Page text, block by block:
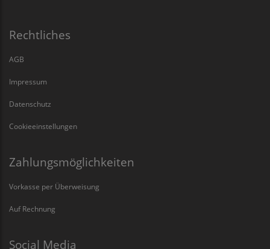
Rechtliches
AGB
Impressum
Datenschutz
Cookieeinstellungen
Zahlungsmöglichkeiten
Vorkasse per Überweisung
Auf Rechnung
Social Media